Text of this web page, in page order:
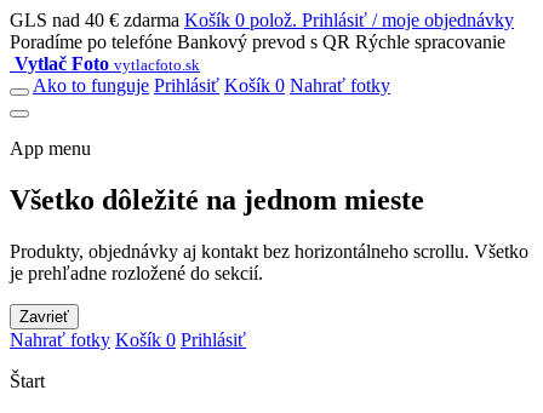
GLS nad 40 € zdarma Košík 0 polož. Prihlásiť / moje objednávky
Poradíme po telefóne Bankový prevod s QR Rýchle spracovanie
Vytlač Foto vytlacfoto.sk
Ako to funguje Prihlásiť Košík 0 Nahrať fotky
App menu
Všetko dôležité na jednom mieste
Produkty, objednávky aj kontakt bez horizontálneho scrollu. Všetko
je prehľadne rozložené do sekcií.
Zavrieť
Nahrať fotky Košík 0 Prihlásiť
Štart